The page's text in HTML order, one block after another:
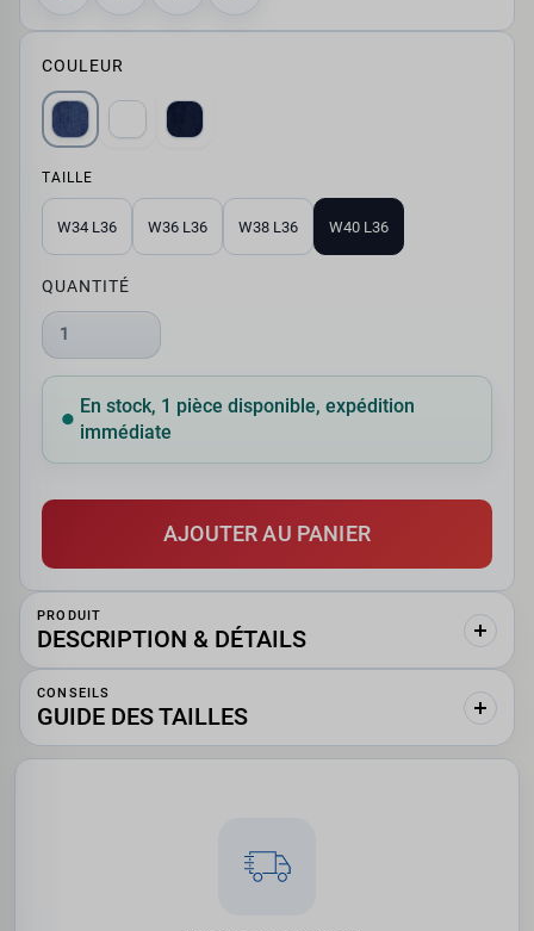
COULEUR
TAILLE
W34 L36 W36 L36 W38 L36 W40 L36
QUANTITÉ
1
En stock, 1 pièce disponible, expédition
immédiate
AJOUTER AU PANIER
PRODUIT
DESCRIPTION & DÉTAILS
CONSEILS
GUIDE DES TAILLES